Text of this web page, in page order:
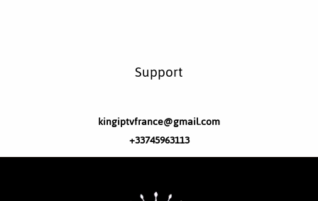
Support
kingiptvfrance@gmail.com
+33745963113